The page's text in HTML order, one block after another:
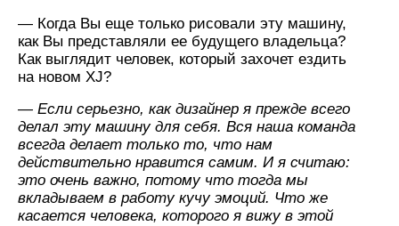
— Когда Вы еще только рисовали эту машину,
как Вы представляли ее будущего владельца?
Как выглядит человек, который захочет ездить
на новом XJ?
— Если серьезно, как дизайнер я прежде всего
делал эту машину для себя. Вся наша команда
всегда делает только то, что нам
действительно нравится самим. И я считаю:
это очень важно, потому что тогда мы
вкладываем в работу кучу эмоций. Что же
касается человека, которого я вижу в этой